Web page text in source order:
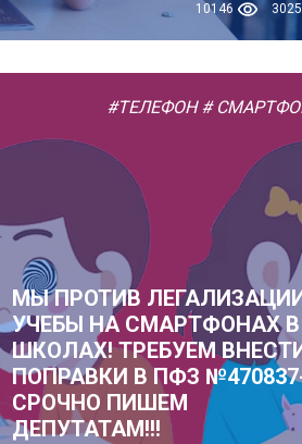
10146 3025
#ТЕЛЕФОН #
МЫ ПРОТИВ
УЧЕБЫ НА СМАРТФОНАХ В
ШКОЛАХ! ТРЕБУЕМ
ПОПРАВКИ В ПФЗ
СРОЧНО ПИШЕМ
ДЕПУТАТАМ!!!